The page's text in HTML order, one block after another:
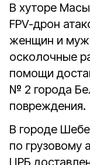
В хуторе
FPV-дрон
женщин и
осколочные
помощи
№ 2 города
повреждения.
В городе
по
ЦРБ